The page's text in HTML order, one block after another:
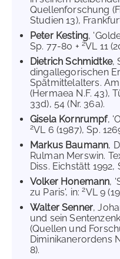
Quellenforschung
Studien 13),
Peter Kesting,
Sp. 77-80 + 2VL 11
Dietrich Schmidtke,
dingallegorischen
Spätmittelalters.
(Hermaea N.F. 43),
33d), 54 (Nr. 36a).
Gisela Kornrumpf,
2VL 6 (1987), Sp.
Markus Baumann,
Rulman Merswin.
Diss. Eichstätt 1992,
Volker Honemann,
zu Paris', in:2VL 9
Walter Senner,
und sein
(Quellen und
Diminikanerordens
8).